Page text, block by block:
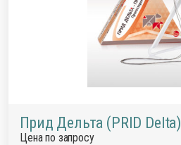
Прид Дельта (PRID Delta)
Цена по запросу